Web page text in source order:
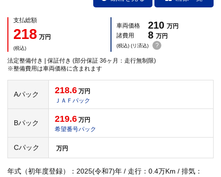
支払総額
218 万円
(税込)
車両価格 210 万円
諸費用
8 万円
(税込) (リ済込) ?
法定整備付き | 保証付き (部分保証 36ヶ月：走行無制限)
※整備費用は車両価格に含まれます
Aパック 218.6 万円
ＪＡＦパック
Bパック 219.6 万円
希望番号パック
Cパック 万円
年式（初年度登録）：2025(令和7)年 / 走行：0.4万Km / 排気：